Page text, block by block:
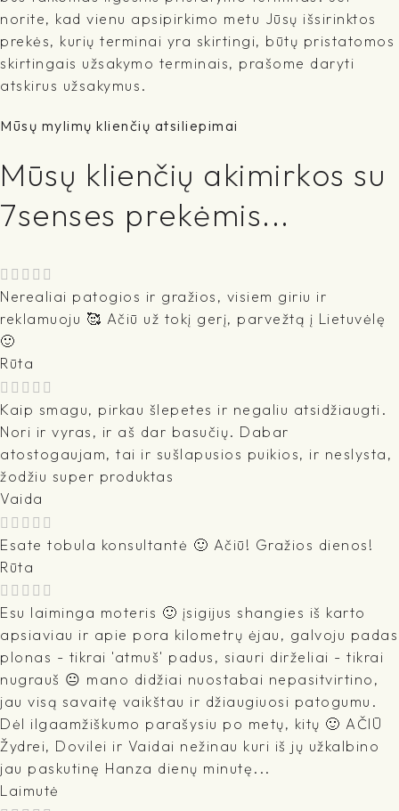
norite, kad vienu apsipirkimo metu Jūsų išsirinktos
prekės, kurių terminai yra skirtingi, būtų pristatomos
skirtingais užsakymo terminais, prašome daryti
atskirus užsakymus.
Mūsų mylimų klienčių atsiliepimai
Mūsų klienčių akimirkos su
7senses prekėmis...
Nerealiai patogios ir gražios, visiem giriu ir
reklamuoju 🥰 Ačiū už tokį gerį, parvežtą į Lietuvėlę
🙂
Rūta
Kaip smagu, pirkau šlepetes ir negaliu atsidžiaugti.
Nori ir vyras, ir aš dar basučių. Dabar
atostogaujam, tai ir sušlapusios puikios, ir neslysta,
žodžiu super produktas
Vaida
Esate tobula konsultantė 🙂 Ačiū! Gražios dienos!
Rūta
Esu laiminga moteris 🙂 įsigijus shangies iš karto
apsiaviau ir apie pora kilometrų ėjau, galvoju padas
plonas - tikrai 'atmuš' padus, siauri dirželiai - tikrai
nugrauš 😐 mano didžiai nuostabai nepasitvirtino,
jau visą savaitę vaikštau ir džiaugiuosi patogumu.
Dėl ilgaamžiškumo parašysiu po metų, kitų 🙂 AČIŪ
Žydrei, Dovilei ir Vaidai nežinau kuri iš jų užkalbino
jau paskutinę Hanza dienų minutę...
Laimutė